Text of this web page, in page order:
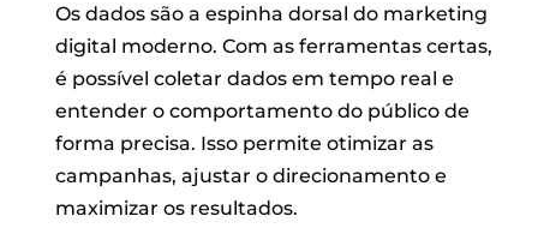
Os dados são a espinha dorsal do marketing
digital moderno. Com as ferramentas certas,
é possível coletar dados em tempo real e
entender o comportamento do público de
forma precisa. Isso permite otimizar as
campanhas, ajustar o direcionamento e
maximizar os resultados.